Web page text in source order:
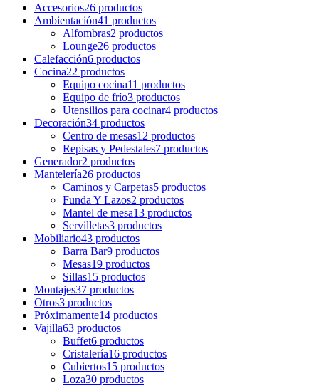
Accesorios26 productos
Ambientación41 productos
Alfombras2 productos
Lounge26 productos
Calefacción6 productos
Cocina22 productos
Equipo cocina11 productos
Equipo de frío3 productos
Utensilios para cocinar4 productos
Decoración34 productos
Centro de mesas12 productos
Repisas y Pedestales7 productos
Generador2 productos
Mantelería26 productos
Caminos y Carpetas5 productos
Funda Y Lazos2 productos
Mantel de mesa13 productos
Servilletas3 productos
Mobiliario43 productos
Barra Bar9 productos
Mesas19 productos
Sillas15 productos
Montajes37 productos
Otros3 productos
Próximamente14 productos
Vajilla63 productos
Buffet6 productos
Cristalería16 productos
Cubiertos15 productos
Loza30 productos